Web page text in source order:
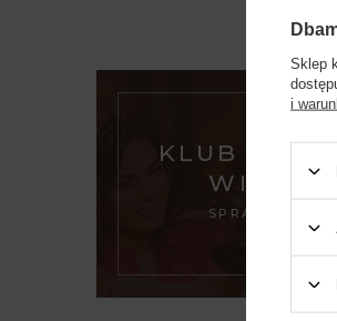
KLUB DOMU
WINA
SPRAWDŹ
Sklep
i